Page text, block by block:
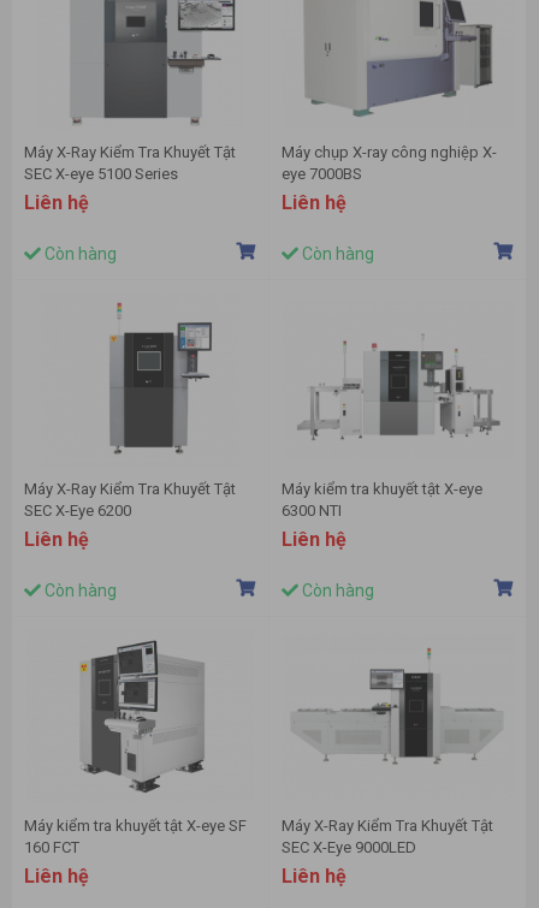
Máy X-Ray Kiểm Tra Khuyết Tật
SEC X-eye 5100 Series
Liên hệ
Còn hàng
Máy chụp X-ray công nghiệp X-
eye 7000BS
Liên hệ
Còn hàng
Máy X-Ray Kiểm Tra Khuyết Tật
SEC X-Eye 6200
Liên hệ
Còn hàng
Máy kiểm tra khuyết tật X-eye
6300 NTI
Liên hệ
Còn hàng
Máy kiểm tra khuyết tật X-eye SF
160 FCT
Liên hệ
Máy X-Ray Kiểm Tra Khuyết Tật
SEC X-Eye 9000LED
Liên hệ